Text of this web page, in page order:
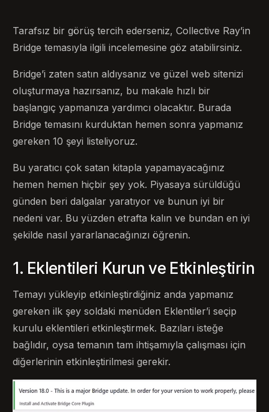
Tarafsız bir görüş tercih ederseniz, Collective Ray’in
Bridge temasıyla ilgili incelemesine göz atabilirsiniz.
Bridge’i zaten satın aldıysanız ve güzel web sitenizi
oluşturmaya hazırsanız, bu makale hızlı bir
başlangıç ​​yapmanıza yardımcı olacaktır. Burada
Bridge temasını kurduktan hemen sonra yapmanız
gereken 10 şeyi listeliyoruz.
Bu yaratıcı çok satan kitapla yapamayacağınız
hemen hemen hiçbir şey yok. Piyasaya sürüldüğü
günden beri dalgalar yaratıyor ve bunun iyi bir
nedeni var. Bu yüzden etrafta kalın ve bundan en iyi
şekilde nasıl yararlanacağınızı öğrenin.
1. Eklentileri Kurun ve Etkinleştirin
Temayı yükleyip etkinleştirdiğiniz anda yapmanız
gereken ilk şey soldaki menüden Eklentiler’i seçip
kurulu eklentileri etkinleştirmek. Bazıları isteğe
bağlıdır, oysa temanın tam ihtişamıyla çalışması için
diğerlerinin etkinleştirilmesi gerekir.